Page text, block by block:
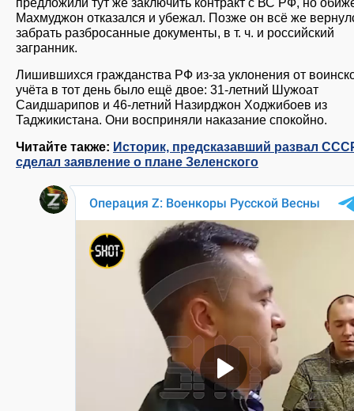
Махмуджон отказался и убежал. Позже он всё же
забрать разбросанные документы, в т. ч. и российский
загранник.
Лишившихся гражданства РФ из-за уклонения от
учёта в тот день было ещё двое: 31-летний Шужоат
Саидшарипов и 46-летний Назирджон Ходжибоев из
Таджикистана. Они восприняли наказание спокойно.
Читайте также: Историк, предсказавший развал
сделал заявление о плане Зеленского